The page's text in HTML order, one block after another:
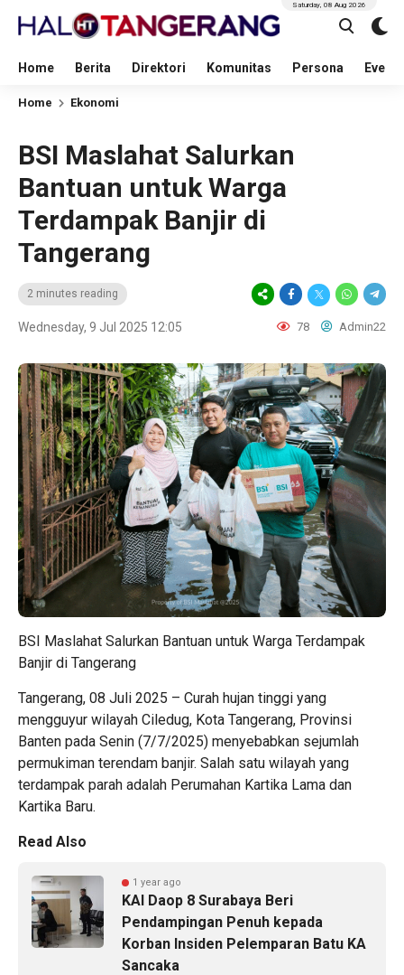
Home Berita Direktori Komunitas Persona Event
Saturday, 08 Aug 2026
Home Ekonomi
BSI Maslahat Salurkan
Bantuan untuk Warga
Terdampak Banjir di
Tangerang
2 minutes reading
Wednesday, 9 Jul 2025 12:05 78 Admin22
BSI Maslahat Salurkan Bantuan untuk Warga Terdampak
Banjir di Tangerang
Tangerang, 08 Juli 2025 – Curah hujan tinggi yang
mengguyur wilayah Ciledug, Kota Tangerang, Provinsi
Banten pada Senin (7/7/2025) menyebabkan sejumlah
permukiman terendam banjir. Salah satu wilayah yang
terdampak parah adalah Perumahan Kartika Lama dan
Kartika Baru.
Read Also
1 year ago
KAI Daop 8 Surabaya Beri
Pendampingan Penuh kepada
Korban Insiden Pelemparan Batu KA
Sancaka